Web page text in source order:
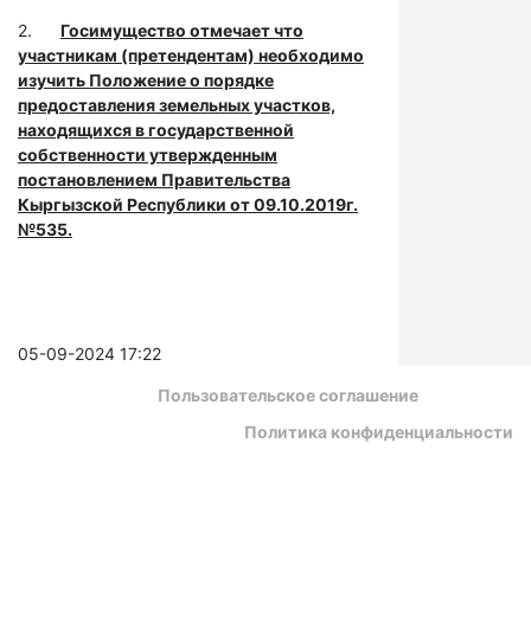
2. Госимущество отмечает что
участникам (претендентам) необходимо
изучить Положение о порядке
предоставления земельных участков,
находящихся в государственной
собственности утвержденным
постановлением Правительства
Кыргызской Республики от 09.10.2019г.
№535.
05-09-2024 17:22
Пользовательское соглашение
Политика конфиденциальности